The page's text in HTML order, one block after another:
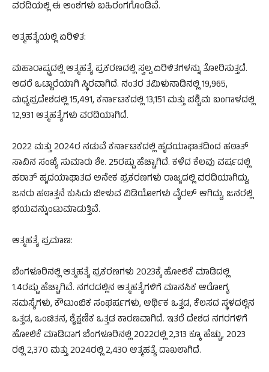
ವರದಿಯಲ್ಲಿ ಈ ಅಂಶಗಳು ಬಹಿರಂಗಗೊಂಡಿವೆ.
ಆತ್ಮಹತ್ಯೆಯಲ್ಲಿ ಏರಿಳಿತ:
ಮಹಾರಾಷ್ಟ್ರದಲ್ಲಿ ಆತ್ಮಹತ್ಯೆ ಪ್ರಕರಣದಲ್ಲಿ ಸ್ವಲ್ಪ ಏರಿಳಿತಗಳನ್ನು ತೋರಿಸುತ್ತದೆ.
ಆದರೆ ಒಟ್ಟಾರೆಯಾಗಿ ಸ್ಥಿರವಾಗಿದೆ. ನಂತರ ತಮಿಳುನಾಡಿನಲ್ಲಿ 19,965,
ಮಧ್ಯಪ್ರದೇಶದಲ್ಲಿ 15,491, ಕರ್ನಾಟಕದಲ್ಲಿ 13,151 ಮತ್ತು ಪಶ್ಚಿಮ ಬಂಗಾಳದಲ್ಲಿ
12,931 ಆತ್ಮಹತ್ಯೆಗಳು ವರದಿಯಾಗಿದೆ.
2022 ಮತ್ತು 2024ರ ನಡುವೆ ಕರ್ನಾಟಕದಲ್ಲಿ ಹೃದಯಾಘಾತದಿಂದ ಹಠಾತ್
ಸಾವಿನ ಸಂಖ್ಯೆ ಸುಮಾರು ಶೇ. 25ರಷ್ಟು ಹೆಚ್ಚಾಗಿದೆ. ಕಳೆದ ಕೆಲವು ವರ್ಷದಲ್ಲಿ
ಹಠಾತ್ ಹೃದಯಾಘಾತದ ಅನೇಕ ಪ್ರಕರಣಗಳು ರಾಜ್ಯದಲ್ಲಿ ವರದಿಯಾಗಿದ್ದು,
ಜನರು ಹಠಾತ್ತನೆ ಕುಸಿದು ಬೀಳುವ ವಿಡಿಯೋಗಳು ವೈರಲ್ ಆಗಿದ್ದು, ಜನರಲ್ಲಿ
ಭಯವನ್ನುಂಟುಮಾಡುತ್ತಿವೆ.
ಆತ್ಮಹತ್ಯೆ ಪ್ರಮಾಣ:
ಬೆಂಗಳೂರಿನಲ್ಲಿ ಆತ್ಮಹತ್ಯೆ ಪ್ರಕರಣಗಳು 2023ಕ್ಕೆ ಹೋಲಿಕೆ ಮಾಡಿದಲ್ಲಿ
1.4ರಷ್ಟು ಹೆಚ್ಚಾಗಿವೆ. ನಗರದಲ್ಲಿನ ಆತ್ಮಹತ್ಯೆಗಳಿಗೆ ಮಾನಸಿಕ ಆರೋಗ್ಯ
ಸಮಸ್ಯೆಗಳು, ಕೌಟುಂಬಿಕ ಸಂಘರ್ಷಗಳು, ಆರ್ಥಿಕ ಒತ್ತಡ, ಕೆಲಸದ ಸ್ಥಳದಲ್ಲಿನ
ಒತ್ತಡ, ಒಂಟಿತನ, ಶೈಕ್ಷಣಿಕ ಒತ್ತಡ ಕಾರಣವಾಗಿದೆ. ಇತರೆ ದೇಶದ ನಗರಗಳಿಗೆ
ಹೋಲಿಕೆ ಮಾಡಿದಾಗ ಬೆಂಗಳೂರಿನಲ್ಲಿ 2022ರಲ್ಲಿ 2,313 ಕ್ಕೂ ಹೆಚ್ಚು, 2023
ರಲ್ಲಿ 2,370 ಮತ್ತು 2024ರಲ್ಲಿ 2,430 ಆತ್ಮಹತ್ಯೆ ದಾಖಲಾಗಿದೆ.